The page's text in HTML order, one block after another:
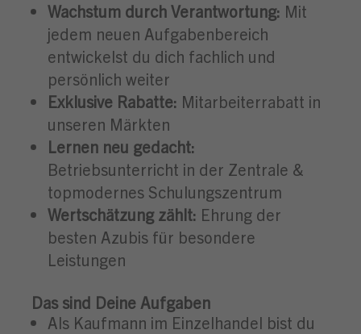
Wachstum durch Verantwortung: Mit
jedem neuen Aufgabenbereich
entwickelst du dich fachlich und
persönlich weiter
Exklusive Rabatte: Mitarbeiterrabatt in
unseren Märkten
Lernen neu gedacht:
Betriebsunterricht in der Zentrale &
topmodernes Schulungszentrum
Wertschätzung zählt: Ehrung der
besten Azubis für besondere
Leistungen
Das sind Deine Aufgaben
Als Kaufmann im Einzelhandel bist du